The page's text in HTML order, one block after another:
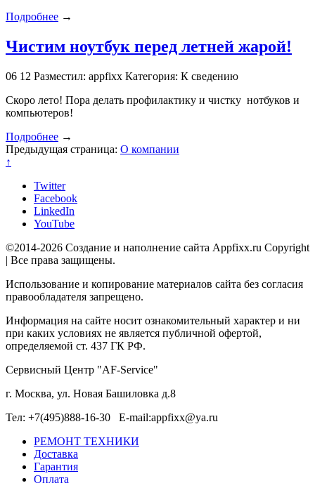
Подробнее →
Чистим ноутбук перед летней жарой!
06 12 Разместил: appfixx Категория: К сведению
Скоро лето! Пора делать профилактику и чистку нотбуков и
компьютеров!
Подробнее →
Предыдущая страница: О компании
↑
Twitter
Facebook
LinkedIn
YouTube
©2014-2026 Создание и наполнение сайта Appfixx.ru Copyright
| Все права защищены.
Использование и копирование материалов сайта без согласия
правообладателя запрещено.
Информация на сайте носит ознакомительный характер и ни
при каких условиях не является публичной офертой,
определяемой ст. 437 ГК РФ.
Сервисный Центр "AF-Service"
г. Москва, ул. Новая Башиловка д.8
Тел: +7(495)888-16-30 E-mail:appfixx@ya.ru
РЕМОНТ ТЕХНИКИ
Доставка
Гарантия
Оплата